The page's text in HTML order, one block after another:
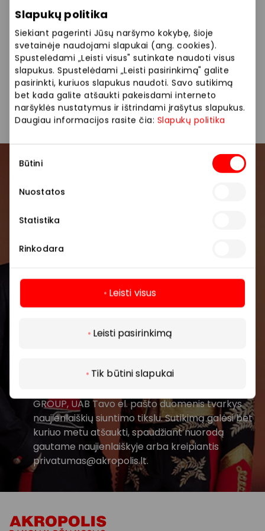
Slapukų politika
Siekiant pagerinti Jūsų naršymo kokybę, šioje
svetainėje naudojami slapukai (ang. cookies).
Spustelėdami „Leisti visus" sutinkate naudoti visus
slapukus. Spustelėdami „Leisti pasirinkimą" galite
pasirinkti, kuriuos slapukus naudoti. Savo sutikimą
bet kada galite atšaukti pakeisdami interneto
naršyklės nustatymus ir ištrindami įrašytus slapukus.
Daugiau informacijos rasite čia: Slapukų politika
pasirinkimas
Būtini
Nuostatos
Statistika
Rinkodara
Leisti visus
Leisti pasirinkimą
Tik būtini slapukai
Televizorius „LG 65QNED82A3B QNED 65″ Smart“ TIK
509 Eur
Pasiūlymas galioja ribotą laiką arba kol yra
prekių. Galioja tik parduotuvėje TECHNORAMA
Klaipėdos AKROPOLYJE.
Pirmieji sužinokite apie geriausius pasiūlymus,
Prenumeruoti
Spustelėdamas „Prenumeruoti“ sutinki gauti
GROUP, UAB Tavo el. pašto duomenis tvarkys
naujienlaiškių siuntimo tikslu. Sutikimą galėsi bet
kuriuo metu atšaukti, spaudžiant nuorodą
gautame naujienlaiškyje arba kreipiantis
privatumas@akropolis.lt.
Daugiau